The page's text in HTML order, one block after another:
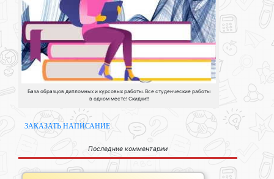
База образцов дипломных и курсовых работы. Все студенческие работы
в одном месте! Скидки!!
ЗАКАЗАТЬ НАПИСАНИЕ
Последние комментарии